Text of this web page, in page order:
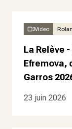
Video
La Relève
Efremova,
Garros
23 juin 2026